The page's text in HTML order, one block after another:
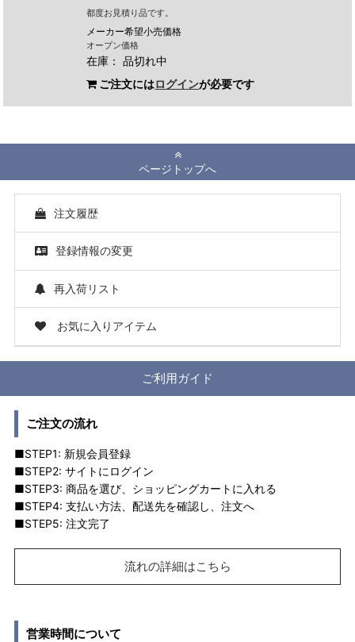
都度お見積り品です。
メーカー希望小売価格
オープン価格
在庫：品切れ中
ご注文にはログインが必要です
ページトップへ
注文履歴
登録情報の変更
再入荷リスト
お気に入りアイテム
ご利用ガイド
ご注文の流れ
■STEP1: 新規会員登録
■STEP2: サイトにログイン
■STEP3: 商品を選び、ショッピングカートに入れる
■STEP4: 支払い方法、配送先を確認し、注文へ
■STEP5: 注文完了
流れの詳細はこちら
営業時間について